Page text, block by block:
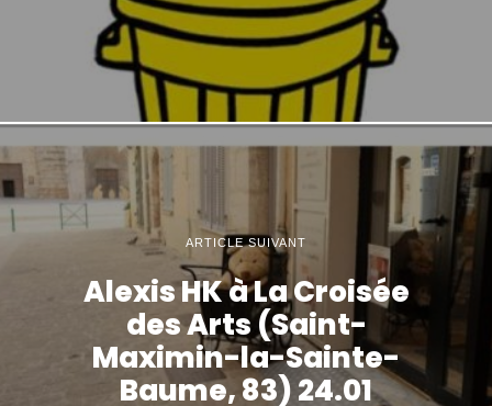
ARTICLE SUIVANT
Alexis HK à La Croisée
des Arts (Saint-
Maximin-la-Sainte-
Baume, 83) 24.01